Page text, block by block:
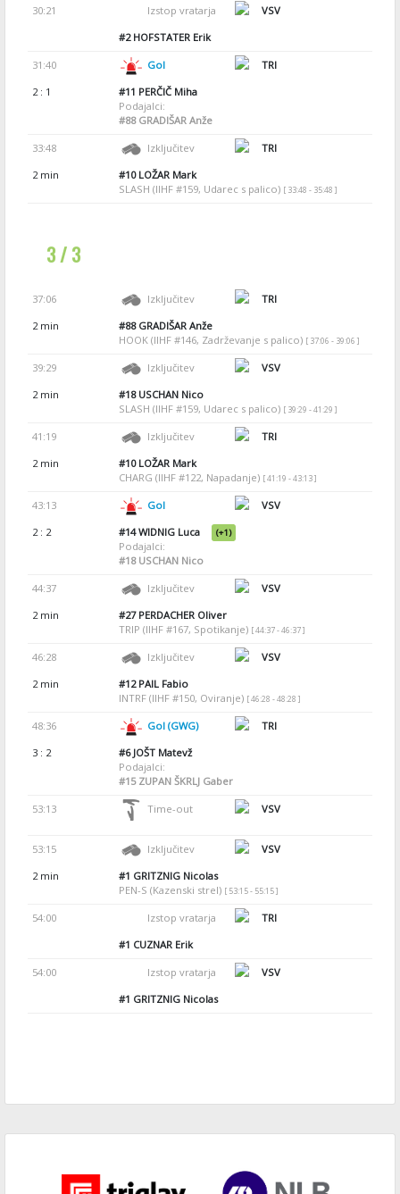
30:21 Izstop vratarja
VSV
#2HOFSTATER Erik
31:40 Gol
TRI
2 : 1
#11 PERČIČ Miha
Podajalci:
#88GRADIŠAR Anže
33:48 Izključitev
TRI
2 min
#10LOŽAR Mark
SLASH (IIHF #159, Udarec s palico) [ 33:48 - 35:48 ]
3 / 3
37:06 Izključitev
TRI
2 min
#88GRADIŠAR Anže
HOOK (IIHF #146, Zadrževanje s palico) [ 37:06 - 39:06 ]
39:29 Izključitev
VSV
2 min
#18USCHAN Nico
SLASH (IIHF #159, Udarec s palico) [ 39:29 - 41:29 ]
41:19 Izključitev
TRI
2 min
#10LOŽAR Mark
CHARG (IIHF #122, Napadanje) [ 41:19 - 43:13 ]
43:13 Gol
VSV
2 : 2
#14WIDNIG Luca (+1)
Podajalci:
#18USCHAN Nico
44:37 Izključitev
VSV
2 min
#27PERDACHER Oliver
TRIP (IIHF #167, Spotikanje) [ 44:37 - 46:37 ]
46:28 Izključitev
VSV
2 min
#12PAIL Fabio
INTRF (IIHF #150, Oviranje) [ 46:28 - 48:28 ]
48:36 Gol (GWG)
TRI
3 : 2
#6JOŠT Matevž
Podajalci:
#15ZUPAN ŠKRLJ Gaber
53:13 Time-out VSV
53:15 Izključitev
VSV
2 min
#1 GRITZNIG Nicolas
PEN-S (Kazenski strel) [ 53:15 - 55:15 ]
54:00 Izstop vratarja
TRI
#1 CUZNAR Erik
54:00 Izstop vratarja
VSV
#1 GRITZNIG Nicolas